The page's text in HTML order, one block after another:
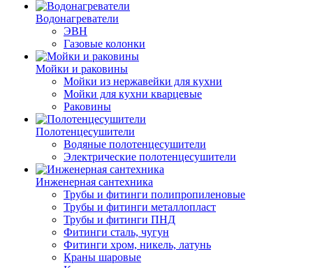
Водонагреватели
ЭВН
Газовые колонки
Мойки и раковины
Мойки из нержавейки для кухни
Мойки для кухни кварцевые
Раковины
Полотенцесушители
Водяные полотенцесушители
Электрические полотенцесушители
Инженерная сантехника
Трубы и фитинги полипропиленовые
Трубы и фитинги металлопласт
Трубы и фитинги ПНД
Фитинги сталь, чугун
Фитинги хром, никель, латунь
Краны шаровые